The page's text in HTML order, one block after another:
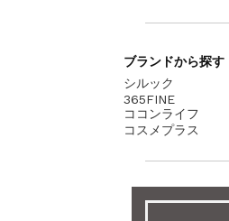
ブランドから探す
シルック
365FINE
ココンライフ
コスメプラス